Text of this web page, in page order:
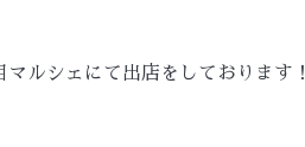
ルシェにて出店をしております！